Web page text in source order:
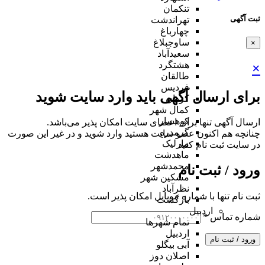
ثبت آگهی
×
×
برای ارسال آگهی باید وارد سایت شوید
ارسال آگهی تنها برای اعضای سایت امکان پذیر می‌باشد.
چنانچه هم‌ اکنون عضو سایت هستید وارد شوید و در غیر این صورت
در سایت ثبت نام کنید
ورود / ثبت نام
ثبت نام تنها با شماره موبایل امکان پذیر است.
شماره تماس*
ورود / ثبت نام
تنکمان
تهراندشت
چهارباغ
ساوجبلاغ
سعیدآباد
هشتگرد
طالقان
فردیس
کردان
کمال شهر
کوهسار
گرمدره
مارلیک
ماهدشت
محمدشهر
مشکین شهر
نظرآباد
بازگشت
اردبیل
تمام شهر‌ها
اردبیل
آبی بیگلو
اصلان دوز